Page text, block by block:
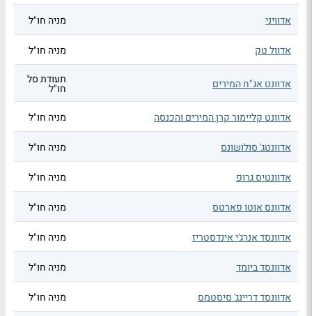
אדוויני
מניה חו"ל
אדוול טק מניה חו"ל
אדוונט אג"ח המירים תעודת סל
חו"ל
אדוונט קליימור קרן המירים והכנסה
מניה חו"ל
אדוונטג' סולושונס מניה חו"ל
אדוונטיס גרופ מניה חו"ל
אדוונס אוטו פארטס מניה חו"ל
אדוונסד אנרג'י אינדסטריז מניה חו"ל
אדוונסד ביומד מניה חו"ל
אדוונסד דריינג' סיסטמס מניה חו"ל